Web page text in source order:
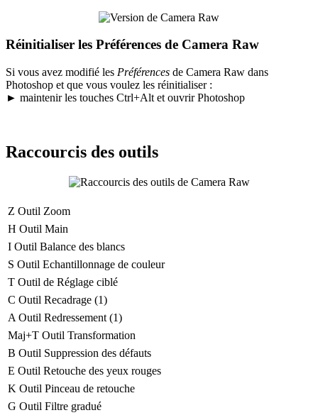
Réinitialiser les Préférences de Camera Raw
Si vous avez modifié les Préférences de Camera Raw dans
Photoshop et que vous voulez les réinitialiser :
► maintenir les touches Ctrl+Alt et ouvrir Photoshop
Raccourcis des outils
Z Outil Zoom
H Outil Main
I Outil Balance des blancs
S Outil Echantillonnage de couleur
T Outil de Réglage ciblé
C Outil Recadrage (1)
A Outil Redressement (1)
Maj+T Outil Transformation
B Outil Suppression des défauts
E Outil Retouche des yeux rouges
K Outil Pinceau de retouche
G Outil Filtre gradué